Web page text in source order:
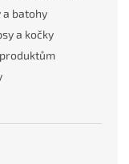
a batohy
a kočky